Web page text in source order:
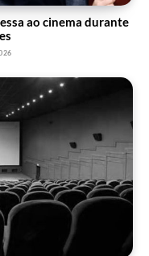
ao cinema durante